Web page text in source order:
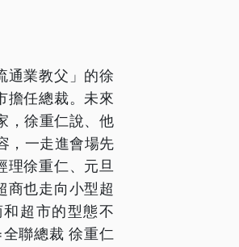
通業教父」的徐
擔任總裁。未來
，徐重仁說、他
，一走進會場先
理徐重仁、元旦
商也走向小型超
超市的型態不
聯總裁 徐重仁